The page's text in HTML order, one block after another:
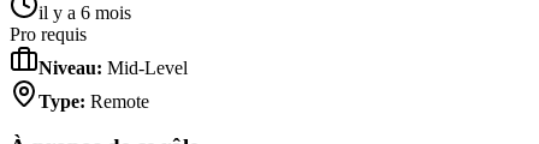
il y a 6 mois
Pro requis
Niveau: Mid-Level
Type: Remote